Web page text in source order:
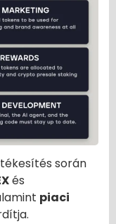
során
és
piaci